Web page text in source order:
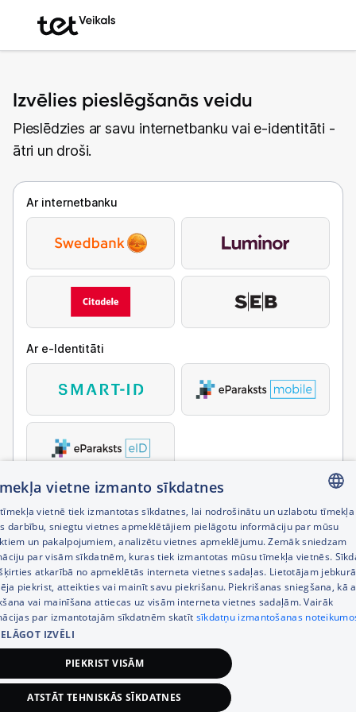
Izvēlies pieslēgšanās veidu
Pieslēdzies ar savu internetbanku vai e-identitāti -
ātri un droši.
Ar internetbanku
Ar e-Identitāti
LATVIAN
RUSSIAN
ENGLISH
vietne izmanto sīkdatnes
vietnē tiek izmantotas sīkdatnes, lai nodrošinātu un uzlabotu tīmekļa
darbību, sniegtu vietnes apmeklētājiem pielāgotu informāciju par mūsu
un pakalpojumiem, analizētu vietnes apmeklējumu. Zemāk sniedzam
par visām sīkdatnēm, kuras tiek izmantotas mūsu tīmekļa vietnēs.
atkarībā no apmeklētās interneta vietnes sadaļas. Lietotājam
piekrist, atteikties vai mainīt savu piekrišanu. Piekrišanas sniegšana, kā
vai mainīšana attiecas uz visām interneta vietnes sadaļām. Vairāk
par izmantotajām sīkdatnēm skatīt sīkdatņu izmantošanas
IZVĒLI
PIEKRIST VISĀM
ATSTĀT TEHNISKĀS SĪKDATNES